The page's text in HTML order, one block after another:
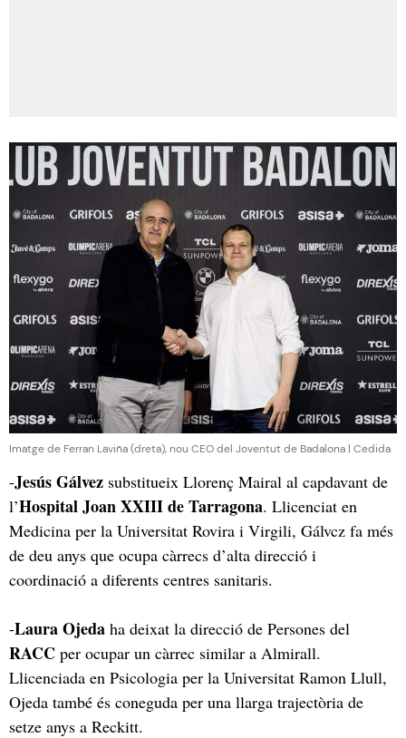
Imatge de Ferran Laviña (dreta), nou CEO del Joventut de Badalona | Cedida
-Jesús Gálvez substitueix Llorenç Mairal al capdavant de
l’Hospital Joan XXIII de Tarragona. Llicenciat en
Medicina per la Universitat Rovira i Virgili, Gálvcz fa més
de deu anys que ocupa càrrecs d’alta direcció i
coordinació a diferents centres sanitaris.
-Laura Ojeda ha deixat la direcció de Persones del
RACC per ocupar un càrrec similar a Almirall.
Llicenciada en Psicologia per la Universitat Ramon Llull,
Ojeda també és coneguda per una llarga trajectòria de
setze anys a Reckitt.